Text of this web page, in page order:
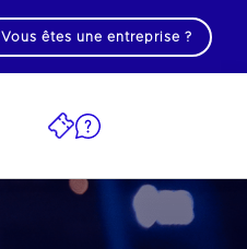
Vous êtes une entreprise ?